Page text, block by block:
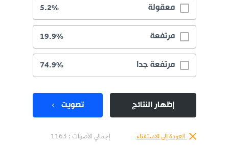
معقولة 5.2%
مرتفعة 19.9%
مرتفعة جدا 74.9%
إظهار النتائج تصويت
العودة إلى الاستفتاء إجمالي الأصوات : 1163